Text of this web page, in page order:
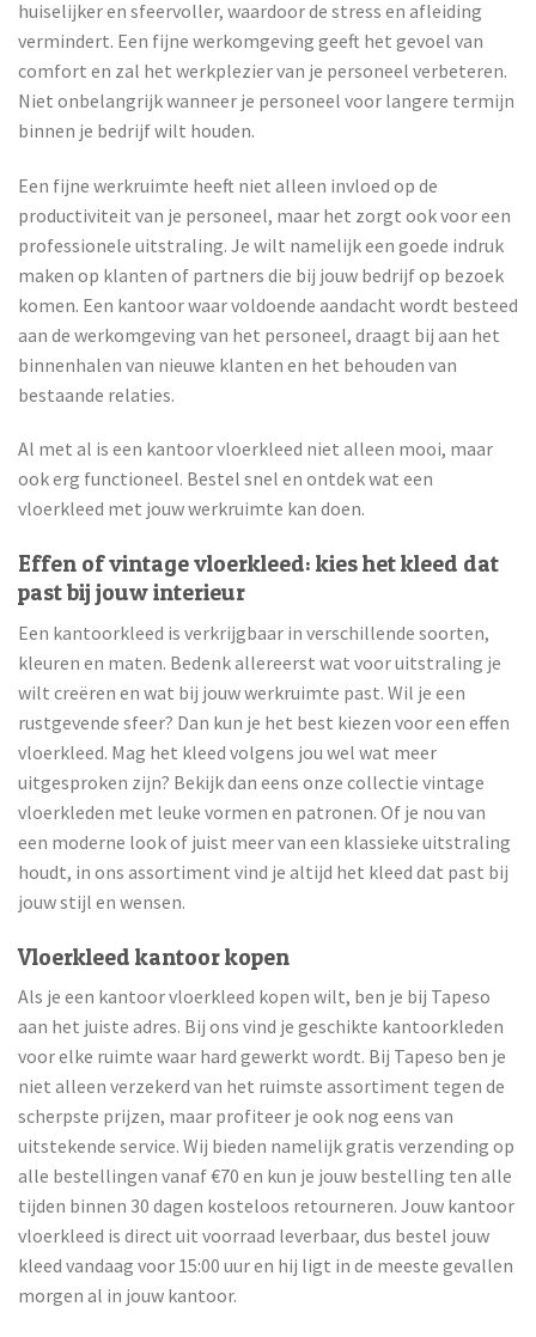
huiselijker en sfeervoller, waardoor de stress en afleiding
vermindert. Een fijne werkomgeving geeft het gevoel van
comfort en zal het werkplezier van je personeel verbeteren.
Niet onbelangrijk wanneer je personeel voor langere termijn
binnen je bedrijf wilt houden.
Een fijne werkruimte heeft niet alleen invloed op de
productiviteit van je personeel, maar het zorgt ook voor een
professionele uitstraling. Je wilt namelijk een goede indruk
maken op klanten of partners die bij jouw bedrijf op bezoek
komen. Een kantoor waar voldoende aandacht wordt besteed
aan de werkomgeving van het personeel, draagt bij aan het
binnenhalen van nieuwe klanten en het behouden van
bestaande relaties.
Al met al is een kantoor vloerkleed niet alleen mooi, maar
ook erg functioneel. Bestel snel en ontdek wat een
vloerkleed met jouw werkruimte kan doen.
Effen of vintage vloerkleed: kies het kleed dat
past bij jouw interieur
Een kantoorkleed is verkrijgbaar in verschillende soorten,
kleuren en maten. Bedenk allereerst wat voor uitstraling je
wilt creëren en wat bij jouw werkruimte past. Wil je een
rustgevende sfeer? Dan kun je het best kiezen voor een effen
vloerkleed. Mag het kleed volgens jou wel wat meer
uitgesproken zijn? Bekijk dan eens onze collectie vintage
vloerkleden met leuke vormen en patronen. Of je nou van
een moderne look of juist meer van een klassieke uitstraling
houdt, in ons assortiment vind je altijd het kleed dat past bij
jouw stijl en wensen.
Vloerkleed kantoor kopen
Als je een kantoor vloerkleed kopen wilt, ben je bij Tapeso
aan het juiste adres. Bij ons vind je geschikte kantoorkleden
voor elke ruimte waar hard gewerkt wordt. Bij Tapeso ben je
niet alleen verzekerd van het ruimste assortiment tegen de
scherpste prijzen, maar profiteer je ook nog eens van
uitstekende service. Wij bieden namelijk gratis verzending op
alle bestellingen vanaf €70 en kun je jouw bestelling ten alle
tijden binnen 30 dagen kosteloos retourneren. Jouw kantoor
vloerkleed is direct uit voorraad leverbaar, dus bestel jouw
kleed vandaag voor 15:00 uur en hij ligt in de meeste gevallen
morgen al in jouw kantoor.